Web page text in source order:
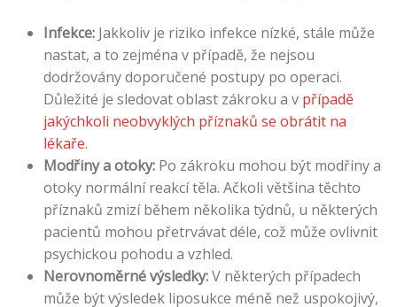
Infekce:Jakkoliv je riziko infekce nízké, stále může
nastat, a to zejména v případě, že nejsou
dodržovány doporučené postupy po operaci.
Důležité je sledovat oblast zákroku a v případě
jakýchkoli neobvyklých příznaků se obrátit na
lékaře.
Modřiny a otoky:Po zákroku mohou být modřiny a
otoky normální reakcí těla. Ačkoli většina těchto
příznaků zmizí během několika týdnů, u některých
pacientů mohou přetrvávat déle, což může ovlivnit
psychickou pohodu a vzhled.
Nerovnoměrné výsledky:V některých případech
může být výsledek liposukce méně než uspokojivý,